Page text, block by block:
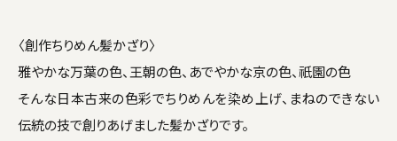
〈創作ちりめん髪かざり〉
雅やかな万葉の色、王朝の色、あでやかな京の色、祇園の色
そんな日本古来の色彩でちりめんを染め上げ、まねのできない
伝統の技で創りあげました髪かざりです。